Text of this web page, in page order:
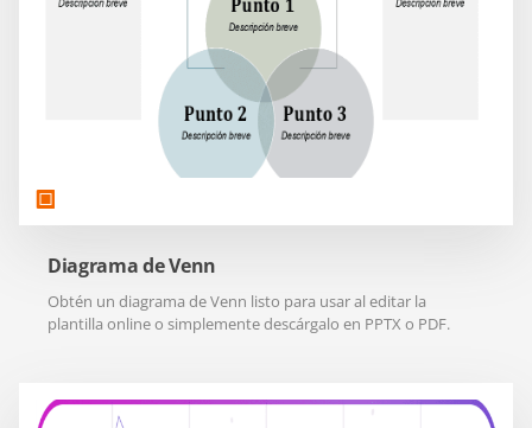
Diagrama de Venn
Obtén un diagrama de Venn listo para usar al editar la
plantilla online o simplemente descárgalo en PPTX o PDF.